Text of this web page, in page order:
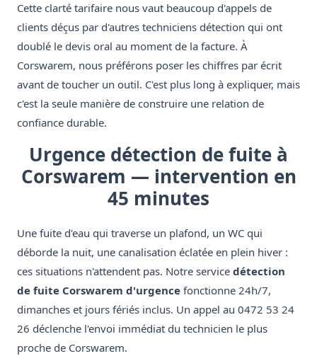
Cette clarté tarifaire nous vaut beaucoup d'appels de
clients déçus par d'autres techniciens détection qui ont
doublé le devis oral au moment de la facture. À
Corswarem, nous préférons poser les chiffres par écrit
avant de toucher un outil. C'est plus long à expliquer, mais
c'est la seule manière de construire une relation de
confiance durable.
Urgence détection de fuite à
Corswarem — intervention en
45 minutes
Une fuite d'eau qui traverse un plafond, un WC qui
déborde la nuit, une canalisation éclatée en plein hiver :
ces situations n'attendent pas. Notre service détection
de fuite Corswarem d'urgence fonctionne 24h/7,
dimanches et jours fériés inclus. Un appel au 0472 53 24
26 déclenche l'envoi immédiat du technicien le plus
proche de Corswarem.